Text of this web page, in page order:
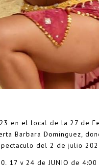
en el local de la 27 de
Barbara Dominguez,
del 2 de julio
17 y 24 de JUNIO de